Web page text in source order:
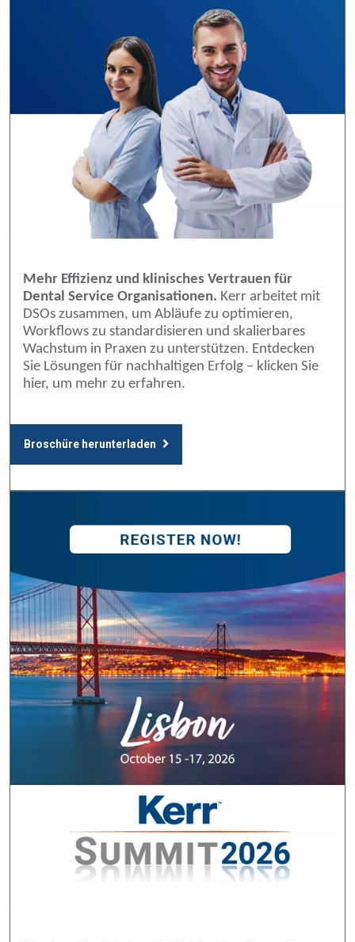
Mehr Effizienz und klinisches Vertrauen für
Dental Service Organisationen. Kerr arbeitet mit
DSOs zusammen, um Abläufe zu optimieren,
Workflows zu standardisieren und skalierbares
Wachstum in Praxen zu unterstützen. Entdecken
Sie Lösungen für nachhaltigen Erfolg – klicken Sie
hier, um mehr zu erfahren.
Broschüre herunterladen